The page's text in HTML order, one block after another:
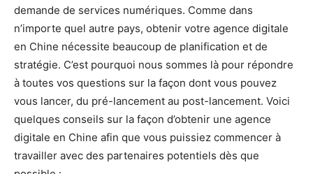
demande de services numériques. Comme dans
n’importe quel autre pays, obtenir votre agence digitale
en Chine nécessite beaucoup de planification et de
stratégie. C’est pourquoi nous sommes là pour répondre
à toutes vos questions sur la façon dont vous pouvez
vous lancer, du pré-lancement au post-lancement. Voici
quelques conseils sur la façon d’obtenir une agence
digitale en Chine afin que vous puissiez commencer à
travailler avec des partenaires potentiels dès que